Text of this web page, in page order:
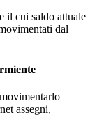
il cui saldo attuale
dal
assegni,